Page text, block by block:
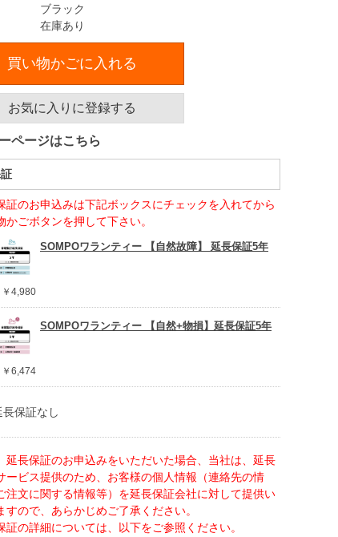
ブラック
在庫あり
買い物かごに入れる
お気に入りに登録する
ページはこちら
証のお申込みは下記ボックスにチェックを入れてから
かごボタンを押して下さい。
SOMPOワランティー 【自然故障】 延長保証5年
￥4,980
SOMPOワランティー 【自然+物損】延長保証5年
￥6,474
長保証なし
延長保証のお申込みをいただいた場合、当社は、延長
ービス提供のため、お客様の個人情報（連絡先の情
注文に関する情報等）を延長保証会社に対して提供い
すので、あらかじめご了承ください。
証の詳細については、以下をご参照ください。